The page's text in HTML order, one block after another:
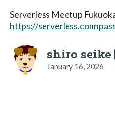
Serverless Meetup
https://
shiro seike
January 16, 2026